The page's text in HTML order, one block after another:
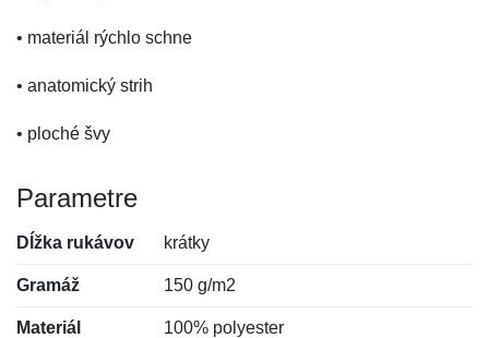
• materiál rýchlo schne
• anatomický strih
• ploché švy
Parametre
Dĺžka rukávov krátky
Gramáž 150 g/m2
Materiál 100% polyester